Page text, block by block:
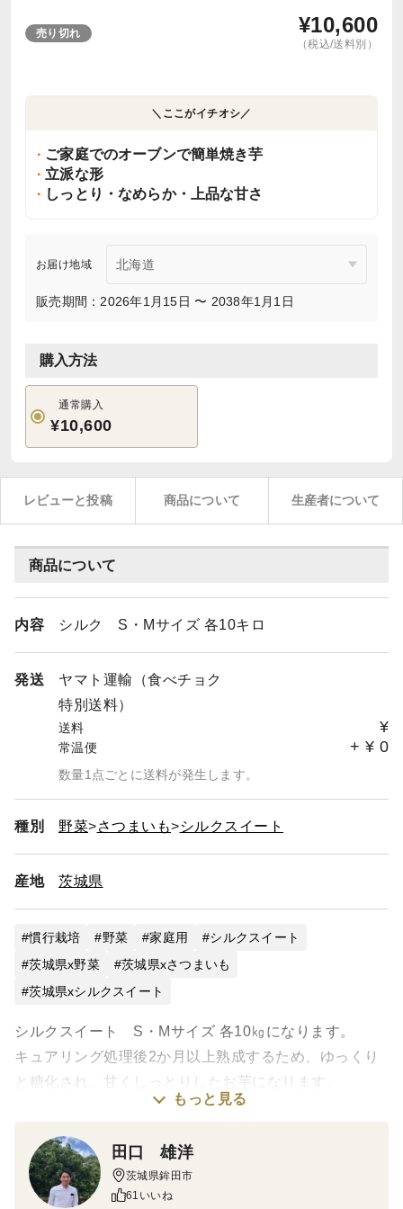
売り切れ ¥10,600
（税込/送料別）
＼ここがイチオシ／
ご家庭でのオーブンで簡単焼き芋
立派な形
しっとり・なめらか・上品な甘さ
お届け地域
販売期間：2026年1月15日 〜 2038年1月1日
購入方法
通常購入
¥10,600
レビューと投稿 商品について 生産者について
商品について
内容 シルク S・Mサイズ 各10キロ
発送
ヤマト運輸（食べチョク
特別送料）
送料 ¥
常温便 + ¥ 0
数量1点ごとに送料が発生します。
種別 野菜 さつまいも シルクスイート
産地 茨城県
慣行栽培 野菜 家庭用
シルクスイート
茨城県x野菜
茨城県xさつまいも
茨城県xシルクスイート
シルクスイート S・Mサイズ 各10㎏になります。
キュアリング処理後2か月以上熟成するため、ゆっくり
と糖化され、甘くしっとりしたお芋になります。
丁寧に取り扱っておりますが、収穫・水洗い時の傷や皮
のはがれがございます。
もっと見る
田口 雄洋
茨城県鉾田市
61いいね